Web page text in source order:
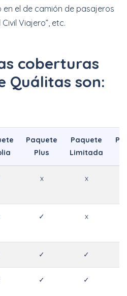
el de camión de pasajeros
Viajero”, etc.
coberturas
Quálitas son:
Paquete
Plus
Paquete
Limitada
x x
✓ x
✓ ✓
✓ ✓